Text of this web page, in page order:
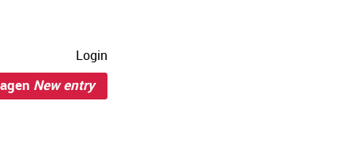
Login
New entry